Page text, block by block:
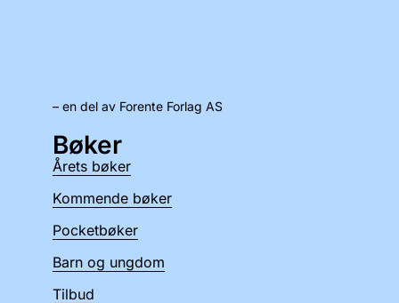
– en del av Forente Forlag AS
Bøker
Årets bøker
Kommende bøker
Pocketbøker
Barn og ungdom
Tilbud